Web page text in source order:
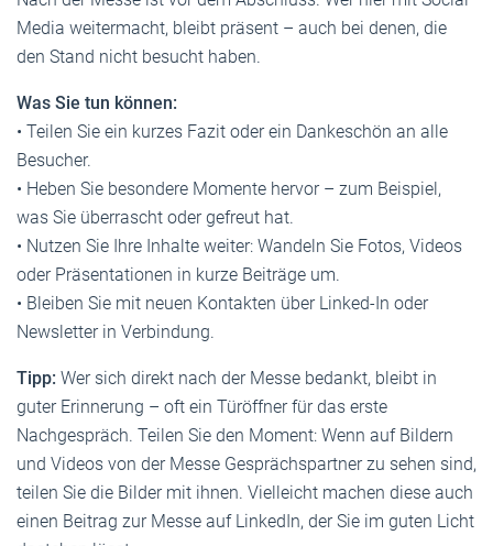
Media weitermacht, bleibt präsent – auch bei denen, die
den Stand nicht besucht haben.
Was Sie tun können:
• Teilen Sie ein kurzes Fazit oder ein Dankeschön an alle
Besucher.
• Heben Sie besondere Momente hervor – zum Beispiel,
was Sie überrascht oder gefreut hat.
• Nutzen Sie Ihre Inhalte weiter: Wandeln Sie Fotos, Videos
oder Präsentationen in kurze Beiträge um.
• Bleiben Sie mit neuen Kontakten über Linked-In oder
Newsletter in Verbindung.
Tipp: Wer sich direkt nach der Messe bedankt, bleibt in
guter Erinnerung – oft ein Türöffner für das erste
Nachgespräch. Teilen Sie den Moment: Wenn auf Bildern
und Videos von der Messe Gesprächspartner zu sehen sind,
teilen Sie die Bilder mit ihnen. Vielleicht machen diese auch
einen Beitrag zur Messe auf LinkedIn, der Sie im guten Licht